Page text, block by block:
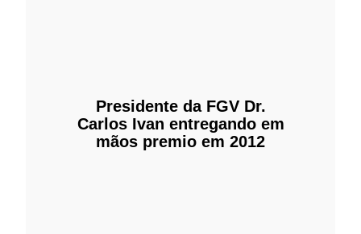
Presidente da FGV Dr.
Carlos Ivan entregando em
mãos premio em 2012